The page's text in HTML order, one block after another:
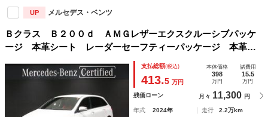
UP メルセデス・ベンツ
Ｂクラス Ｂ２００ｄ ＡＭＧレザーエクスクルーシブパッケ
ージ 本革シート レーダーセーフティーパッケージ 本革巻
きスポーツステアリング コンフォートサスペンション ＭＢ
ＵＸ シートヒーター アドバンスドサウンドシステム クラ
支払総額(税込)
413.5 万円
本体価格
398
万円
諸費用
15.5
万円
残価ローン 月々 11,300 円
年式 2024年 走行
2.2万km